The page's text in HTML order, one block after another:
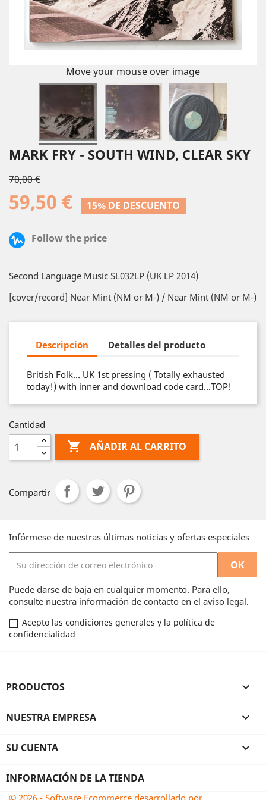
Move your mouse over image
MARK FRY - SOUTH WIND, CLEAR SKY
70,00 €
59,50 € 15% DE DESCUENTO
Follow the price
Second Language Music SL032LP (UK LP 2014)
[cover/record] Near Mint (NM or M-) / Near Mint (NM or M-)
Descripción Detalles del producto
British Folk… UK 1st pressing ( Totally exhausted
today!) with inner and download code card…TOP!
Cantidad
 AÑADIR AL CARRITO
Compartir
Infórmese de nuestras últimas noticias y ofertas especiales
Puede darse de baja en cualquier momento. Para ello,
consulte nuestra información de contacto en el aviso legal.
Acepto las condiciones generales y la política de
confidencialidad
PRODUCTOS 
NUESTRA EMPRESA 
SU CUENTA 
INFORMACIÓN DE LA TIENDA
© 2026 - Software Ecommerce desarrollado por